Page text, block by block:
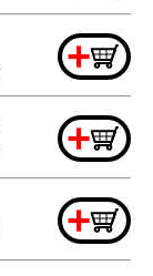
+
+
+